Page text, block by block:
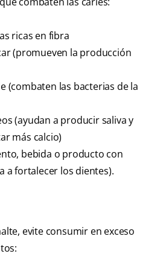
ricas en fibra
(promueven la producción
(combaten las bacterias de la
(ayudan a producir saliva y
más calcio)
bebida o producto con
a fortalecer los dientes).
evite consumir en exceso